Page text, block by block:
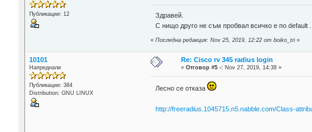
Публикации: 12
Здравей.
С нищо друго не съм пробвал всичко е по
«Последна редакция: Nov 25, 2019, 12:22 от boiko_tri »
10101
Напреднали
Публикации: 384
Distribution: GNU LINUX
Re: Cisco rv 345 radius login
«Отговор #5 -: Nov 27, 2019, 14:38 »
Лесно се отказа
http://freeradius.1045715.n5.nabble.com/Class-